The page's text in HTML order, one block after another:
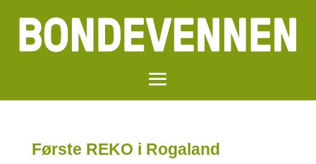
Første REKO i Rogaland